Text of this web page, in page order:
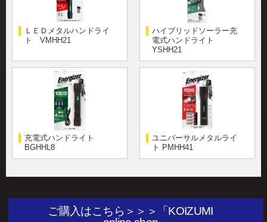
ＬＥＤメタルハンドライ
ト VMHH21
ハイブリッドソーラー充
電式ハンドライト
YSHH21
充電式ハンドライト
BGHHL8
ユニバーサルメタルライ
ト PMHH41
ご購入はこちら＞＞＞「KOIZUMI